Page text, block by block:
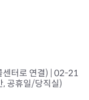
터로 연결) | 02-21
공휴일/당직실)